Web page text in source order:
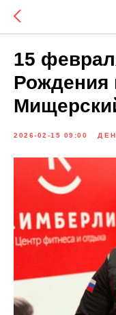
15
Рождения
2026-02-15 09:00